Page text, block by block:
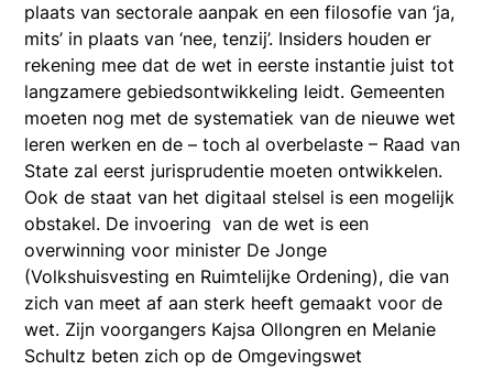
plaats van sectorale aanpak en een filosofie van ‘ja,
mits’ in plaats van ‘nee, tenzij’. Insiders houden er
rekening mee dat de wet in eerste instantie juist tot
langzamere gebiedsontwikkeling leidt. Gemeenten
moeten nog met de systematiek van de nieuwe wet
leren werken en de – toch al overbelaste – Raad van
State zal eerst jurisprudentie moeten ontwikkelen.
Ook de staat van het digitaal stelsel is een mogelijk
obstakel. De invoering van de wet is een
overwinning voor minister De Jonge
(Volkshuisvesting en Ruimtelijke Ordening), die van
zich van meet af aan sterk heeft gemaakt voor de
wet. Zijn voorgangers Kajsa Ollongren en Melanie
Schultz beten zich op de Omgevingswet